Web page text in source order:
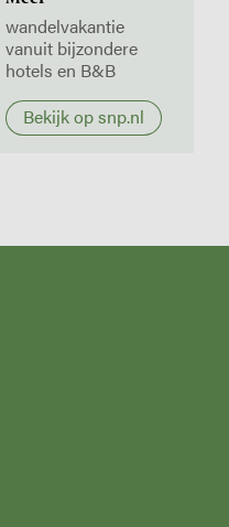
wandelvakantie
vanuit bijzondere
hotels en B&B
Bekijk op snp.nl